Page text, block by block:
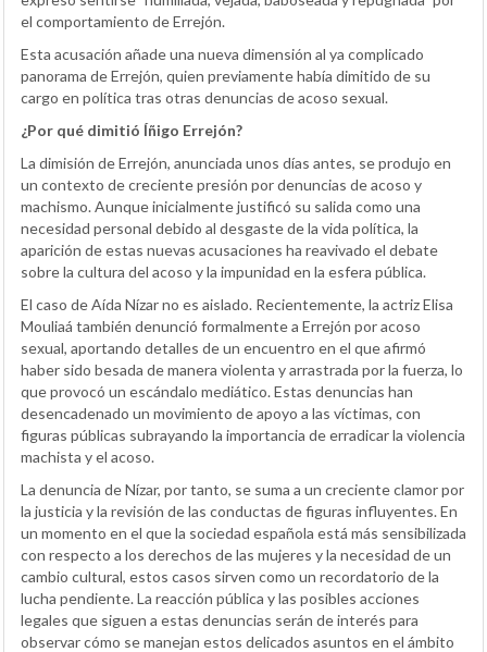
el comportamiento de Errejón.
Esta acusación añade una nueva dimensión al ya complicado
panorama de Errejón, quien previamente había dimitido de su
cargo en política tras otras denuncias de acoso sexual.
¿Por qué dimitió Íñigo Errejón?
La dimisión de Errejón, anunciada unos días antes, se produjo en
un contexto de creciente presión por denuncias de acoso y
machismo. Aunque inicialmente justificó su salida como una
necesidad personal debido al desgaste de la vida política, la
aparición de estas nuevas acusaciones ha reavivado el debate
sobre la cultura del acoso y la impunidad en la esfera pública.
El caso de Aída Nízar no es aislado. Recientemente, la actriz Elisa
Mouliaá también denunció formalmente a Errejón por acoso
sexual, aportando detalles de un encuentro en el que afirmó
haber sido besada de manera violenta y arrastrada por la fuerza, lo
que provocó un escándalo mediático. Estas denuncias han
desencadenado un movimiento de apoyo a las víctimas, con
figuras públicas subrayando la importancia de erradicar la violencia
machista y el acoso.
La denuncia de Nízar, por tanto, se suma a un creciente clamor por
la justicia y la revisión de las conductas de figuras influyentes. En
un momento en el que la sociedad española está más sensibilizada
con respecto a los derechos de las mujeres y la necesidad de un
cambio cultural, estos casos sirven como un recordatorio de la
lucha pendiente. La reacción pública y las posibles acciones
legales que siguen a estas denuncias serán de interés para
observar cómo se manejan estos delicados asuntos en el ámbito